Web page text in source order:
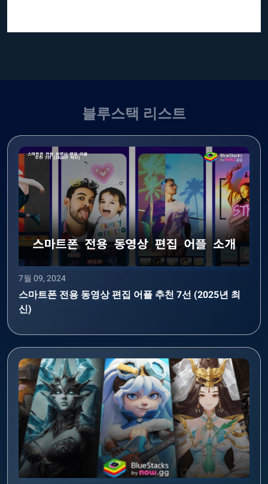
블루스택 리스트
7월 09, 2024
스마트폰 전용 동영상 편집 어플 추천 7선 (2025년 최
신)